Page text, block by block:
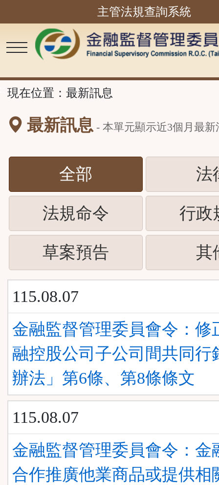
內
容
主管法規查詢系統
現在位置： 最新訊息
最新訊息 - 本單元顯示近3個月最新
全部
按
下
ENTER
查
清
單)
法
法規命令
按
ENTER
查
看
清
單)
行政
草案預告
按
ENTER
查
看
清
其
115.08.07
金融監督管理委員會令：修
融控股公司子公司間共同行
辦法」第6條、第8條條文
115.08.07
金融監督管理委員會令：金
合作推廣他業商品或提供相